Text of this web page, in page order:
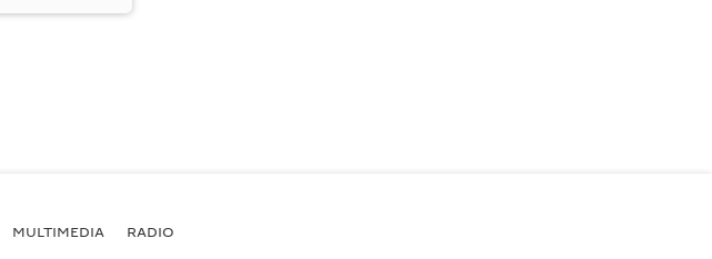
MULTIMEDIA RADIO